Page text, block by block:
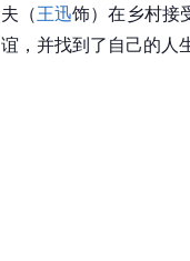
夫（王迅饰）在乡村接
谊，并找到了自己的人